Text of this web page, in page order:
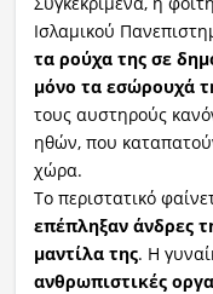
Ισλαμικού
τα ρούχα της σε
μόνο τα εσώρουχά
τους αυστηρούς
ηθών, που
χώρα.
Το περιστατικό
επέπληξαν άνδρες
μαντίλα της. Η
ανθρωπιστικές